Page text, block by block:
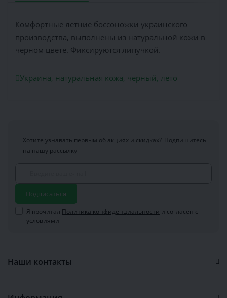
Комфортные летние боссоножки украинского
производства, выполнены из натуральной кожи в
чёрном цвете. Фиксируются липучкой.
Украина, натуральная кожа, чёрный, лето
Хотите узнавать первым об акциях и скидках? Подпишитесь
на нашу рассылку
Подписаться
Я прочитал Политика конфиденциальности и согласен с
условиями
Наши контакты